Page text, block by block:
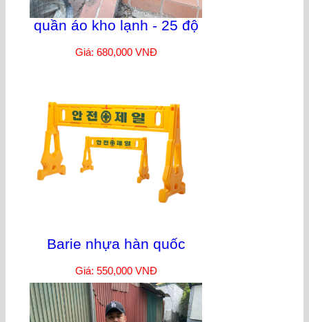
quần áo kho lạnh - 25 độ
Giá: 680,000 VNĐ
Barie nhựa hàn quốc
Giá: 550,000 VNĐ